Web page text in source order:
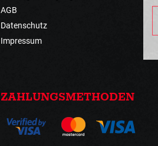
AGB
Datenschutz
Impressum
ZAHLUNGSMETHODEN